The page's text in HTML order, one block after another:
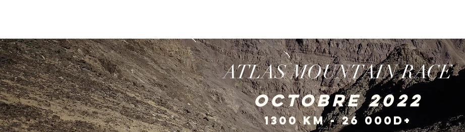
ATLAS MOUNTAIN RACE
octobre 2022
1300 km - 26 000D+